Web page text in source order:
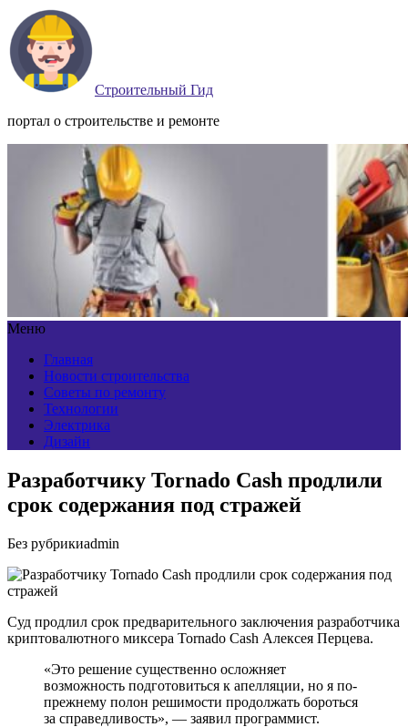
Строительный Гид
портал о строительстве и ремонте
Меню
Главная
Новости строительства
Советы по ремонту
Технологии
Электрика
Дизайн
Разработчику Tornado Cash продлили
срок содержания под стражей
Без рубрикиadmin
Суд продлил срок предварительного заключения разработчика
криптовалютного миксера Tornado Cash Алексея Перцева.
«Это решение существенно осложняет
возможность подготовиться к апелляции, но я по-
прежнему полон решимости продолжать бороться
за справедливость», — заявил программист.